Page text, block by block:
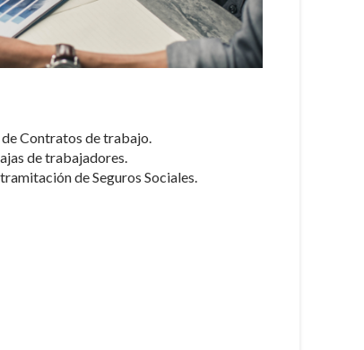
Contratos de trabajo.
de trabajadores.
de Seguros Sociales.